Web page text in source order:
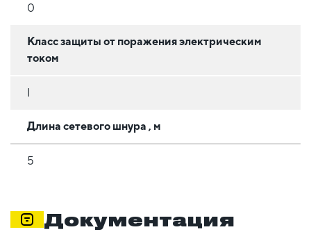
0
Класс защиты от поражения электрическим
током
Длина сетевого шнура , м
5
Документация